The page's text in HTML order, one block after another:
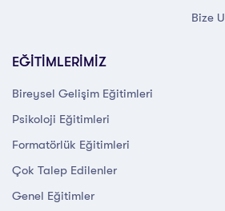
Bize
EĞİTİMLERİMİZ
Bireysel Gelişim Eğitimleri
Psikoloji Eğitimleri
Formatörlük Eğitimleri
Çok Talep Edilenler
Genel Eğitimler